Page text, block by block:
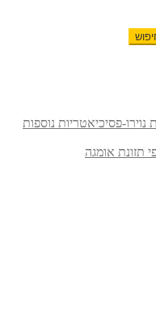
פסיכיאטריות נוספות
תזונת אומגה